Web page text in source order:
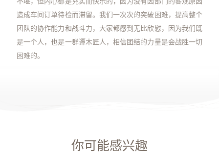
造成车间订单待检而滞留。我们一次次的突破困难，提高整个
团队的协作能力和战斗力，大家都感到无比欣慰，因为我们既
是一个人，也是一群谭木匠人，相信团结的力量是会战胜一切
困难的。
你可能感兴趣